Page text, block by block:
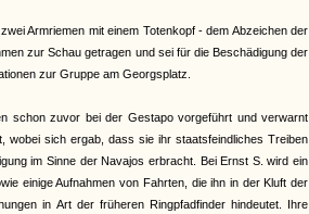
Armriemen mit einem Totenkopf - dem Abzeichen der
zur Schau getragen und sei für die Beschädigung der
zur Gruppe am Georgsplatz.
schon zuvor bei der Gestapo vorgeführt und verwarnt
wobei sich ergab, dass sie ihr staatsfeindliches Treiben
im Sinne der Navajos erbracht. Bei Ernst S. wird ein
einige Aufnahmen von Fahrten, die ihn in der Kluft der
in Art der früheren Ringpfadfinder hindeutet. Ihre